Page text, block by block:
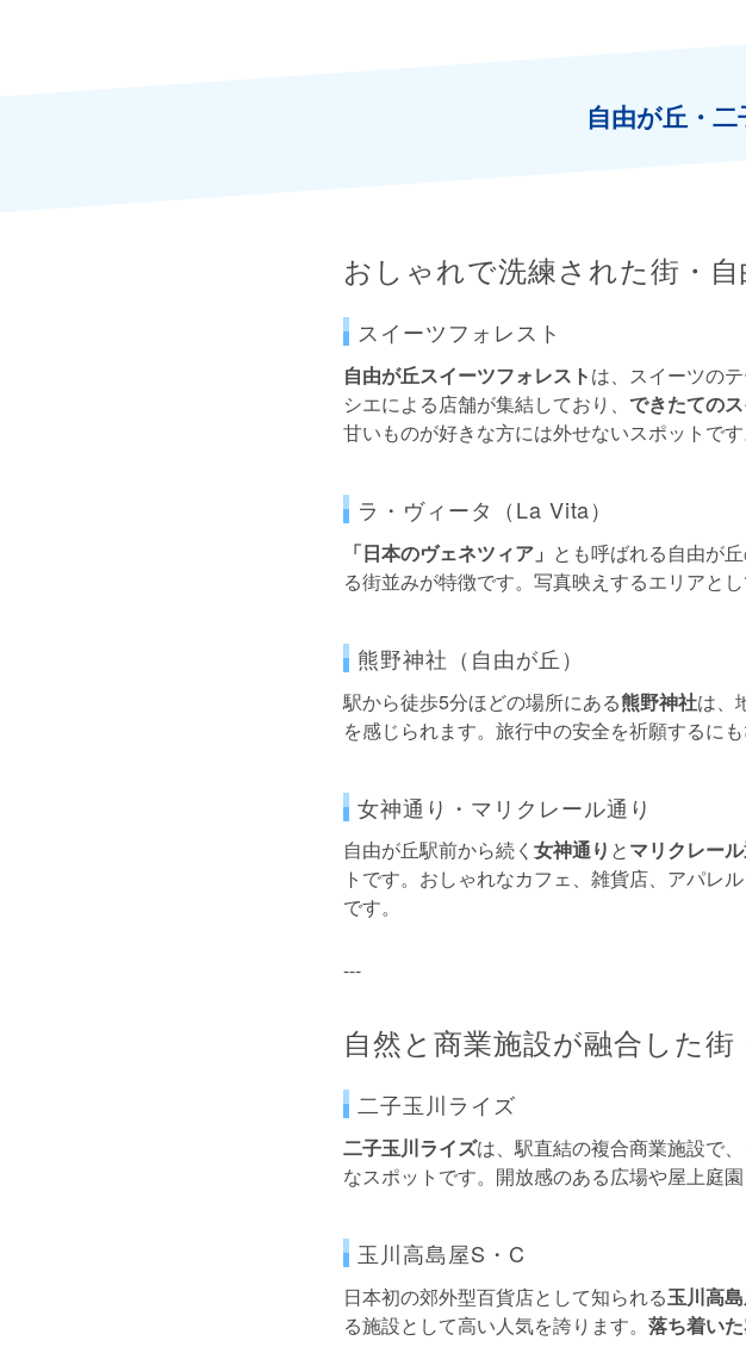
自由が丘・
おしゃれで洗練された街・
スイーツフォレスト
自由が丘スイーツフォレストは、スイーツの
シエによる店舗が集結しており、 できたての
甘いものが好きな方には外せないスポットです
ラ・ヴィータ（La Vita）
「日本のヴェネツィア」 とも呼ばれる自由が
る街並みが特徴です。写真映えするエリアとし
熊野神社（自由が丘）
駅から徒歩5分ほどの場所にある熊野神社は、
を感じられます。旅行中の安全を祈願するにも
女神通り・マリクレール通り
自由が丘駅前から続く 女神通り とマリクレー
トです。おしゃれなカフェ、雑貨店、アパレル
です。
---
自然と商業施設が融合した
二子玉川ライズ
二子玉川ライズは、駅直結の複合商業施設で
なスポットです。開放感のある広場や屋上庭園
玉川高島屋S・C
日本初の郊外型百貨店として知られる玉川高
る施設として高い人気を誇ります。 落ち着い